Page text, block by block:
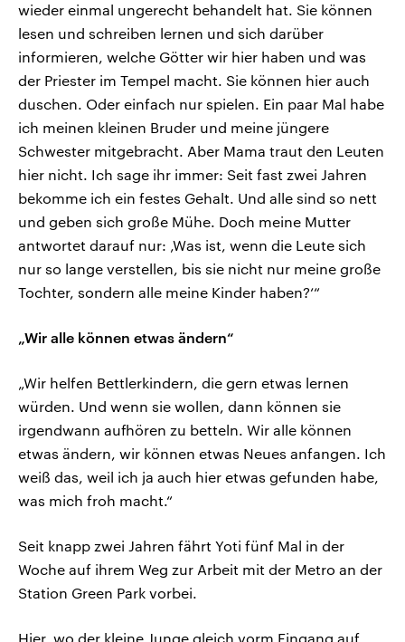
wieder einmal ungerecht behandelt hat. Sie können
lesen und schreiben lernen und sich darüber
informieren, welche Götter wir hier haben und was
der Priester im Tempel macht. Sie können hier auch
duschen. Oder einfach nur spielen. Ein paar Mal habe
ich meinen kleinen Bruder und meine jüngere
Schwester mitgebracht. Aber Mama traut den Leuten
hier nicht. Ich sage ihr immer: Seit fast zwei Jahren
bekomme ich ein festes Gehalt. Und alle sind so nett
und geben sich große Mühe. Doch meine Mutter
antwortet darauf nur: ‚Was ist, wenn die Leute sich
nur so lange verstellen, bis sie nicht nur meine große
Tochter, sondern alle meine Kinder haben?‘“
„Wir alle können etwas ändern“
„Wir helfen Bettlerkindern, die gern etwas lernen
würden. Und wenn sie wollen, dann können sie
irgendwann aufhören zu betteln. Wir alle können
etwas ändern, wir können etwas Neues anfangen. Ich
weiß das, weil ich ja auch hier etwas gefunden habe,
was mich froh macht.“
Seit knapp zwei Jahren fährt Yoti fünf Mal in der
Woche auf ihrem Weg zur Arbeit mit der Metro an der
Station Green Park vorbei.
Hier, wo der kleine Junge gleich vorm Eingang auf